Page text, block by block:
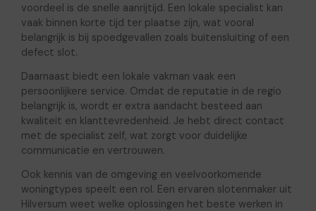
voordeel is de snelle aanrijtijd. Een lokale specialist kan
vaak binnen korte tijd ter plaatse zijn, wat vooral
belangrijk is bij spoedgevallen zoals buitensluiting of een
defect slot.
Daarnaast biedt een lokale vakman vaak een
persoonlijkere service. Omdat de reputatie in de regio
belangrijk is, wordt er extra aandacht besteed aan
kwaliteit en klanttevredenheid. Je hebt direct contact
met de specialist zelf, wat zorgt voor duidelijke
communicatie en vertrouwen.
Ook kennis van de omgeving en veelvoorkomende
woningtypes speelt een rol. Een ervaren slotenmaker uit
Hilversum weet welke oplossingen het beste werken in